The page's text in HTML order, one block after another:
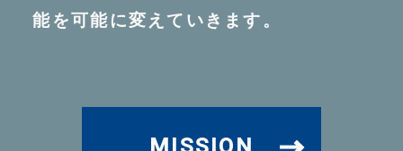
能を可能に変えていきます。